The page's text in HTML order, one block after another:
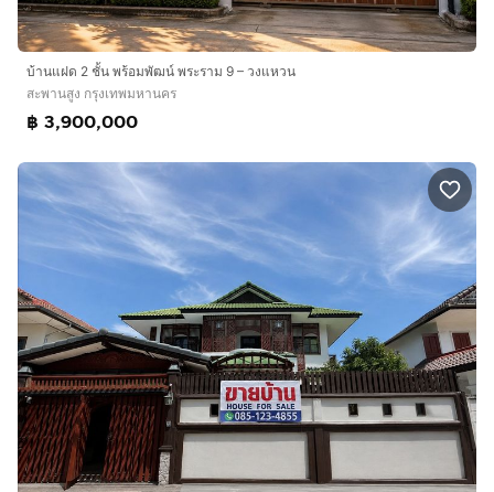
บ้านแฝด 2 ชั้น พร้อมพัฒน์ พระราม 9 – วงแหวน
สะพานสูง กรุงเทพมหานคร
฿ 3,900,000